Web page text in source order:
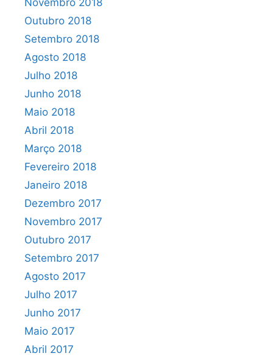
Novembro 2018
Outubro 2018
Setembro 2018
Agosto 2018
Julho 2018
Junho 2018
Maio 2018
Abril 2018
Março 2018
Fevereiro 2018
Janeiro 2018
Dezembro 2017
Novembro 2017
Outubro 2017
Setembro 2017
Agosto 2017
Julho 2017
Junho 2017
Maio 2017
Abril 2017